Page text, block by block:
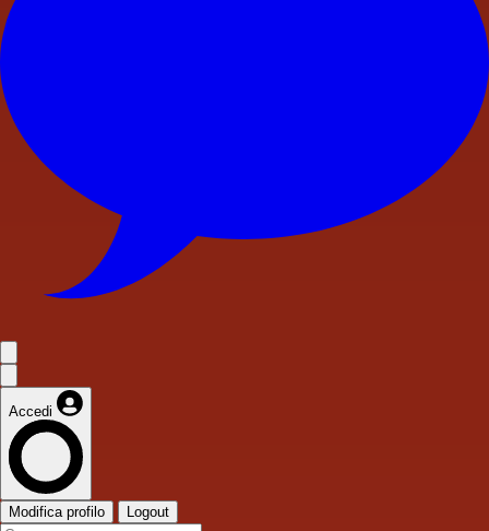
Accedi
Modifica profilo Logout